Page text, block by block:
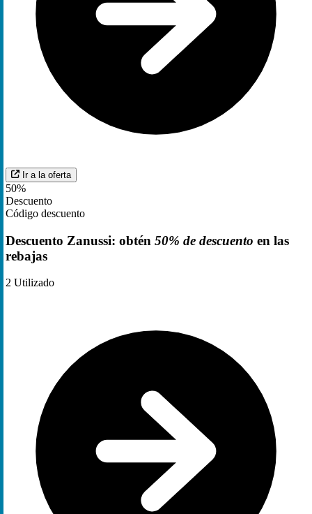
Ir a la oferta
50%
Descuento
Código descuento
Descuento Zanussi: obtén 50% de descuento en las
rebajas
2 Utilizado